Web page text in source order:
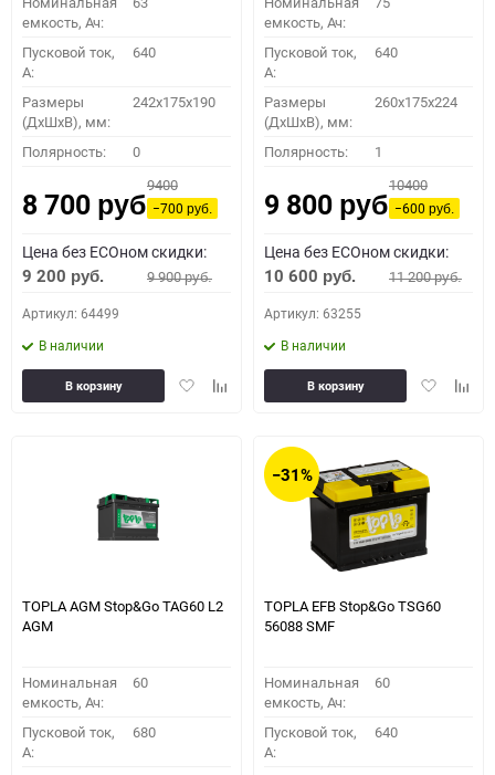
емкость, Ач:
Пусковой ток,
A:
640
Размеры
(ДхШхВ), мм:
242x175x190
Полярность: 0
8 700 руб.
9400
−700руб.
Цена без ECOном скидки:
9 200 руб. 9 900руб.
Артикул: 64499
В наличии
ДобавитьДобавить
В корзину
емкость, Ач:
Пусковой ток,
A:
640
Размеры
(ДхШхВ), мм:
260x175x224
Полярность: 1
9 800 руб.
10400
−600руб.
Цена без ECOном скидки:
10 600 руб. 11 200руб.
Артикул: 63255
В наличии
Добавить
В корзину
TOPLA AGM Stop&Go TAG60 L2
AGM
Номинальная
емкость, Ач:
60
Пусковой ток,
A:
680
−31%
TOPLA EFB Stop&Go TSG60
56088 SMF
Номинальная
емкость, Ач:
60
Пусковой ток,
A:
640